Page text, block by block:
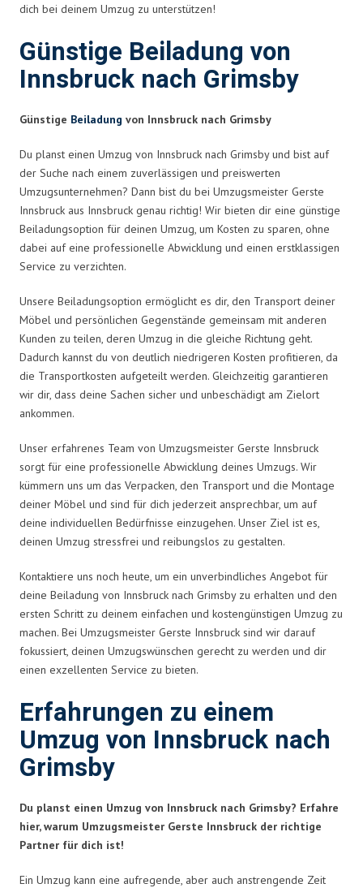
dich bei deinem Umzug zu unterstützen!
Günstige Beiladung von
Innsbruck nach Grimsby
Günstige Beiladung von Innsbruck nach Grimsby
Du planst einen Umzug von Innsbruck nach Grimsby und bist auf
der Suche nach einem zuverlässigen und preiswerten
Umzugsunternehmen? Dann bist du bei Umzugsmeister Gerste
Innsbruck aus Innsbruck genau richtig! Wir bieten dir eine günstige
Beiladungsoption für deinen Umzug, um Kosten zu sparen, ohne
dabei auf eine professionelle Abwicklung und einen erstklassigen
Service zu verzichten.
Unsere Beiladungsoption ermöglicht es dir, den Transport deiner
Möbel und persönlichen Gegenstände gemeinsam mit anderen
Kunden zu teilen, deren Umzug in die gleiche Richtung geht.
Dadurch kannst du von deutlich niedrigeren Kosten profitieren, da
die Transportkosten aufgeteilt werden. Gleichzeitig garantieren
wir dir, dass deine Sachen sicher und unbeschädigt am Zielort
ankommen.
Unser erfahrenes Team von Umzugsmeister Gerste Innsbruck
sorgt für eine professionelle Abwicklung deines Umzugs. Wir
kümmern uns um das Verpacken, den Transport und die Montage
deiner Möbel und sind für dich jederzeit ansprechbar, um auf
deine individuellen Bedürfnisse einzugehen. Unser Ziel ist es,
deinen Umzug stressfrei und reibungslos zu gestalten.
Kontaktiere uns noch heute, um ein unverbindliches Angebot für
deine Beiladung von Innsbruck nach Grimsby zu erhalten und den
ersten Schritt zu deinem einfachen und kostengünstigen Umzug zu
machen. Bei Umzugsmeister Gerste Innsbruck sind wir darauf
fokussiert, deinen Umzugswünschen gerecht zu werden und dir
einen exzellenten Service zu bieten.
Erfahrungen zu einem
Umzug von Innsbruck nach
Grimsby
Du planst einen Umzug von Innsbruck nach Grimsby? Erfahre
hier, warum Umzugsmeister Gerste Innsbruck der richtige
Partner für dich ist!
Ein Umzug kann eine aufregende, aber auch anstrengende Zeit